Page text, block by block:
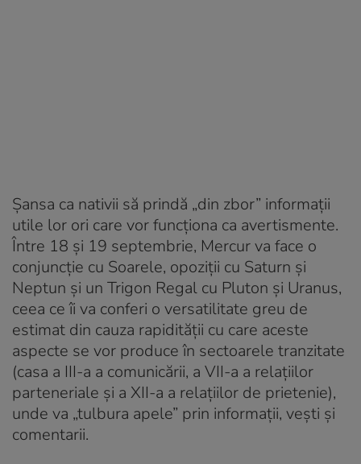
Șansa ca nativii să prindă „din zbor” informații
utile lor ori care vor funcționa ca avertismente.
Între 18 și 19 septembrie, Mercur va face o
conjuncție cu Soarele, opoziții cu Saturn și
Neptun și un Trigon Regal cu Pluton și Uranus,
ceea ce îi va conferi o versatilitate greu de
estimat din cauza rapidității cu care aceste
aspecte se vor produce în sectoarele tranzitate
(casa a III-a a comunicării, a VII-a a relațiilor
parteneriale și a XII-a a relațiilor de prietenie),
unde va „tulbura apele” prin informații, vești și
comentarii.